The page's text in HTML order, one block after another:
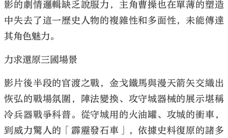
影的劇情邏輯缺乏說服力，主角曹操也在單薄的塑造
中失去了這一歷史人物的複雜性和多面性，未能傳達
其角色魅力。
力求還原三國場景
影片後半段的官渡之戰，金戈鐵馬與漫天箭矢交織出
恢弘的戰場氛圍，陣法變換、攻守城器械的展示堪稱
冷兵器戰爭科普。從守城用的火油罐、攻城的衝車，
到威力驚人的「霹靂發石車」，依據史料復原的諸多